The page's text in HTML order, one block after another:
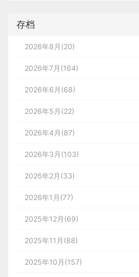
存档
2026年8月(20)
2026年7月(164)
2026年6月(68)
2026年5月(22)
2026年4月(87)
2026年3月(103)
2026年2月(33)
2026年1月(77)
2025年12月(69)
2025年11月(88)
2025年10月(157)